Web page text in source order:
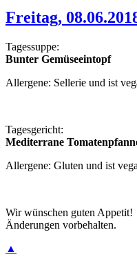
Freitag,
Tagessuppe:
Bunter Gemüseeintopf
Allergene: Sellerie und ist
Tagesgericht:
Mediterrane
Allergene: Gluten und ist
Wir wünschen guten Appetit!
Änderungen vorbehalten.
▲